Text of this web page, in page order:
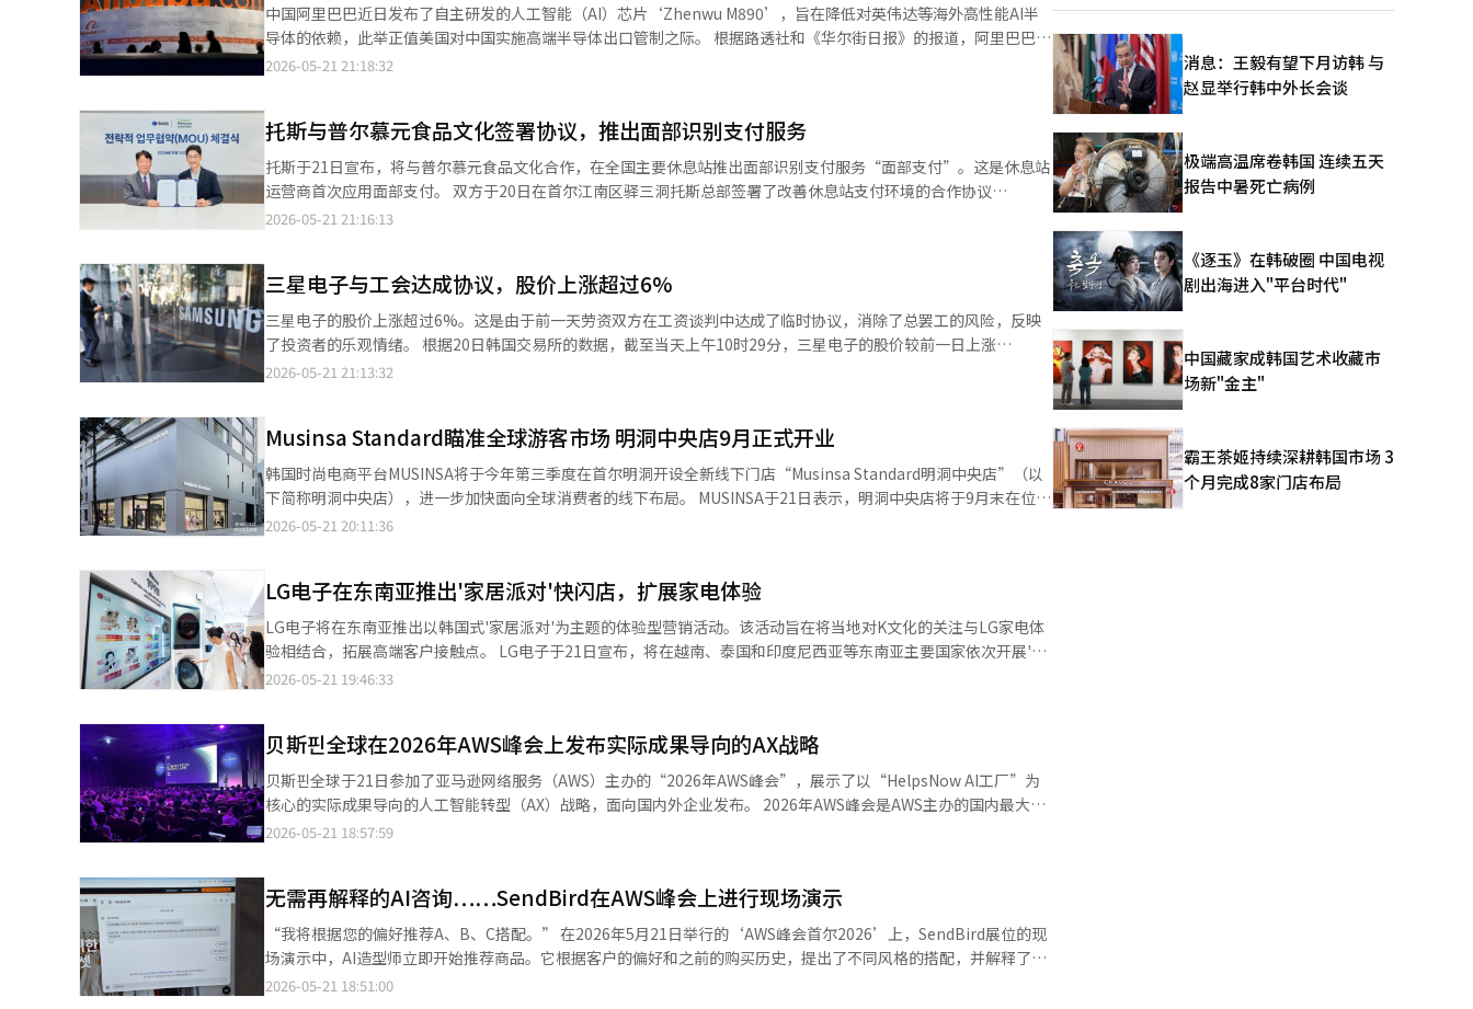
中国阿里巴巴近日发布了自主研发的人工智能（AI）芯片‘Zhenwu M890’，旨在降低对英伟达等海外高性能AI半
导体的依赖，此举正值美国对中国实施高端半导体出口管制之际。 根据路透社和《华尔街日报》的报道，阿里巴巴在
5月20日于中国杭州举行的阿里巴巴云峰会上展示了这一下一代AI芯片。该芯片由阿里巴巴的半导体设计子公司T-
示：“新芯片适合处理多个阶段并同时利用多个AI模型的代理型AI任务。” 除了芯片，阿里巴巴还发布了服务器和大
型语言模型（LLM）。新服务器‘Panjiu AL128’是一个高性能服务器系统，集成了128个Zhenwu M890芯片。路透
社报道，该系统将通过阿里巴巴云的中国AI模型平台向企业客户提供。 下一代大型语言模型‘Qwen3.7-Max’也一
同发布。该模型旨在处理高难度编码、复杂推理和长时间的多阶段任务。公司表示，基于Qwen3.7-Max和Zhenwu
M890的基础设施能够在不降低性能的情况下，持续进行复杂的AI任务长达35小时。 阿里巴巴还展示了其AI芯片路线
M890高约三倍的性能。T-Head迄今已出货超过560,000个Zhenwu系列产品，客户涵盖汽车、金融等20个行业的
400多家企业。 此次发布与中国大型科技公司在AI半导体自立方面的趋势相吻合。随着美国限制高性能AI芯片出口，
中国企业如阿里巴巴和华为等加速自主芯片开发。阿里巴巴此前曾表示，未来三年将在云计算和AI基础设施上投资
3800亿人民币，约合530亿美元（约78万亿人民币）。※ 本报道经人工智能（AI）系统翻译与编辑。
2026-05-21 21:18:32
托斯与普尔慕元食品文化签署协议，推出面部识别支付服务
托斯于21日宣布，将与普尔慕元食品文化合作，在全国主要休息站推出面部识别支付服务“面部支付”。这是休息站
运营商首次应用面部支付。 双方于20日在首尔江南区驿三洞托斯总部签署了改善休息站支付环境的合作协议
（MOU）。协议签署仪式上，托斯副总裁吴圭仁和普尔慕元食品文化副总裁金京顺等主要管理层出席。 根据此次协
有的自助终端将应用具有人脸认证功能的“托斯前台摄像头”。用户只需通过面部认证即可完成支付，无需额外的卡
片或手机。 托斯相关人士表示：“面部支付正在不断拓展在各种需要快速支付的线下环境中的应用范围，我们将继续
合作，为像休息站这样移动需求较大的场所提供更加自然和便捷的支付体验。”※ 本报道经人工智能（AI）系统翻译
与编辑。
2026-05-21 21:16:13
三星电子与工会达成协议，股价上涨超过6%
三星电子的股价上涨超过6%。这是由于前一天劳资双方在工资谈判中达成了临时协议，消除了总罢工的风险，反映
了投资者的乐观情绪。 根据20日韩国交易所的数据，截至当天上午10时29分，三星电子的股价较前一日上涨
6.16%，交易价格为29万3000韩元。在盘前交易中，股价一度触及30万韩元。 三星电子股价的急剧上涨被认为是由
6.76%。特别是外资投资者在15日至20日的期间内，净卖出三星电子股票达7兆8621亿韩元。 基于这一情况，
Kiwoom证券的研究员韩志英分析称：“前一晚三星电子劳资谈判达成临时协议的消息，缓解了罢工风险，这将为以
半导体股为中心的积极供需环境奠定基础。” 证券界对三星电子的业绩改善趋势和内存市场的良好表现表示乐观，纷
纷上调目标股价。 新韩投资证券当天将目标股价上调至55万韩元，比之前提高了83.3%。新韩投资证券的研究员金亨
泰表示：“内存价格的进一步上涨、长期合同带来的稳定业绩可见性、对股东回报的期待，以及劳资相关担忧的消除
永建指出：“截至5月，服务器/企业用固态硬盘（SSD）的数量增长率分别为22.3%和41.5%，在一个月内（相比于
之前的22.1%和39.1%）再次上升。” 前一天，韩国投资证券也因预计第二季度内存价格大幅上涨，将三星电子的目
标股价从37万韩元上调至57万韩元，成为证券公司中最高的目标价。 韩国投资证券的研究员蔡敏淑表示：“由于预
计第二季度通用DRAM的平均销售价格上涨率将从30%上调至60%，因此我们将今年和明年三星电子的营业利润预期
分别上调13%和16%，达到377万亿韩元和573万亿韩元。”※ 本报道经人工智能（AI）系统翻译与编辑。
2026-05-21 21:13:32
Musinsa Standard瞄准全球游客市场 明洞中央店9月正式开业
韩国时尚电商平台MUSINSA将于今年第三季度在首尔明洞开设全新线下门店“Musinsa Standard明洞中央店”（以
下简称明洞中央店），进一步加快面向全球消费者的线下布局。 MUSINSA于21日表示，明洞中央店将于9月末在位于
首尔地铁4号线明洞站步行1分钟距离的核心商圈正式开业。这也是继2024年3月开业的明洞店之后，MUSINSA在明洞
考虑到明洞商圈外籍游客流入量较高的特点，明洞中央店还将推出差异化门店服务。公司计划面向访韩外籍游客推出
首尔主题纪念商品，并引入顾客可根据个人喜好进行商品个性化设计的定制服务，以强化品牌体验，并将其打造为面
向全球消费者的特色门店。 Musinsa Standard相关负责人表示：“随着明洞重新成为全球时尚与美妆品牌竞争激烈
的核心商圈，现有明洞店外国消费者销售占比持续提升，公司也进一步确认了品牌在全球市场的发展潜力。此次明洞
中央店也将成为向全球消费者推广Musinsa Standard的重要据点。”
2026-05-21 20:11:36
LG电子在东南亚推出'家居派对'快闪店，扩展家电体验
LG电子将在东南亚推出以韩国式'家居派对'为主题的体验型营销活动。该活动旨在将当地对K文化的关注与LG家电体
验相结合，拓展高端客户接触点。 LG电子于21日宣布，将在越南、泰国和印度尼西亚等东南亚主要国家依次开展'家
居派对 by LG'活动。此次活动通过快闪店邀请当地顾客体验再现韩国居住文化和日常生活的场景，结合LG电子的人
如学习、美容、家庭锻炼、休闲和社交等，均与LG电子的产品相结合。 在厨房中，顾客可以使用冰水饮水机制作韩
国饮品和菜肴。在客厅中，顾客可以通过空调和空气净化器管理室内环境，并通过LG StandByMe 2体验家庭锻炼和
内容观看。在衣帽间中，配备了洗衣塔和衣物管理器，能够分析衣物的重量、污垢程度和材质，提供定制洗涤和干燥
服务。 此次活动的重点在于展示家电在实际生活场景中的应用，而不仅仅是产品展示。随着K文化在东南亚年轻消费
群体中的传播，LG电子计划将其与高端家电体验结合，以提升品牌亲和力。 LG电子将在越南启动后，计划在泰国和
LG电子在上个月于釜山举行的'LG InnoFest 2026 亚太'活动中，也以K剧中的场景为主题布置展览，吸引了亚太地区
的客户和媒体的关注。 LG电子相关人士表示：“我们将扩大客户体验空间，让海外客户能够自然地体验LG电子的产
品和生活方式，感受到日常生活中的便利。”※ 本报道经人工智能（AI）系统翻译与编辑。
2026-05-21 19:46:33
贝斯핀全球在2026年AWS峰会上发布实际成果导向的AX战略
贝斯핀全球于21日参加了亚马逊网络服务（AWS）主办的“2026年AWS峰会”，展示了以“HelpsNow AI工厂”为
核心的实际成果导向的人工智能转型（AX）战略，面向国内外企业发布。 2026年AWS峰会是AWS主办的国内最大规
模的人工智能（AI）和云计算会议，旨在分享生成式AI和云技术的最新趋势及行业创新案例。 作为金牌赞助商，贝斯
造、零售和公共等行业的客户成功案例。 贝斯핀全球相关人士表示：“我们提供了企业在面对AI转型挑战时的具体执
行策略和能够带来商业成果的洞察。” HelpsNow AI工厂是一个集成支持企业AI实现全过程的编排平台，涵盖从数据
连接到安全治理的各个环节。 其主要功能包括：AI代理工作流构建器、企业范围内的RAG管理（RAGOps）、
GraphRAG与本体工作室、企业大规模语言模型运营（LLMOps）、AI治理与安全监控。该平台提供一站式解决方
案，结合RAGOps和知识图谱技术，提高数据清洗和复杂问题的逻辑回答能力，提升搜索质量。 此外，HelpsNow AI
2026-05-21 18:57:59
无需再解释的AI咨询……SendBird在AWS峰会上进行现场演示
“我将根据您的偏好推荐A、B、C搭配。” 在2026年5月21日举行的‘AWS峰会首尔2026’上，SendBird展位的现
场演示中，AI造型师立即开始推荐商品。它根据客户的偏好和之前的购买历史，提出了不同风格的搭配，并解释了适
合的场合。当记者输入“我想穿得更舒适一些”时，AI根据之前的推荐再次调整了商品组合。 SendBird是一家提供
2026-05-21 18:51:00
消息：王毅有望下月访韩 与
赵显举行韩中外长会谈
极端高温席卷韩国 连续五天
报告中暑死亡病例
《逐玉》在韩破圈 中国电视
剧出海进入"平台时代"
中国藏家成韩国艺术收藏市
场新"金主"
霸王茶姬持续深耕韩国市场 3
个月完成8家门店布局